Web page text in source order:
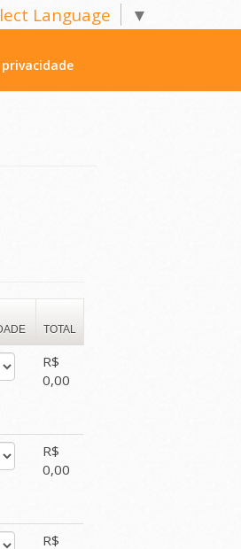
Language ▼
TOTAL
R$
0,00
R$
0,00
R$